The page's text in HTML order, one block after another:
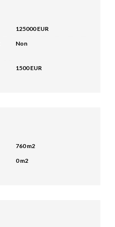
125000 EUR
Non
1500 EUR
760 m2
0 m2